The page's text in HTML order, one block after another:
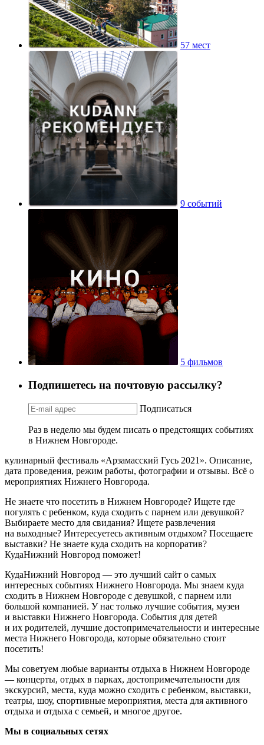
57 мест
9 событий
5 фильмов
Подпишетесь на почтовую рассылку?
Подписаться
Раз в неделю мы будем писать о предстоящих событиях
в Нижнем Новгороде.
кулинарный фестиваль «Арзамасский Гусь 2021». Описание,
дата проведения, режим работы, фотографии и отзывы. Всё о
мероприятиях Нижнего Новгорода.
Не знаете что посетить в Нижнем Новгороде? Ищете где
погулять с ребенком, куда сходить с парнем или девушкой?
Выбираете место для свидания? Ищете развлечения
на выходные? Интересуетесь активным отдыхом? Посещаете
выставки? Не знаете куда сходить на корпоратив?
КудаНижний Новгород поможет!
КудаНижний Новгород — это лучший сайт о самых
интересных событиях Нижнего Новгорода. Мы знаем куда
сходить в Нижнем Новгороде с девушкой, с парнем или
большой компанией. У нас только лучшие события, музеи
и выставки Нижнего Новгорода. События для детей
и их родителей, лучшие достопримечательности и интересные
места Нижнего Новгорода, которые обязательно стоит
посетить!
Мы советуем любые варианты отдыха в Нижнем Новгороде
— концерты, отдых в парках, достопримечательности для
экскурсий, места, куда можно сходить с ребенком, выставки,
театры, шоу, спортивные мероприятия, места для активного
отдыха и отдыха с семьей, и многое другое.
Мы в социальных сетях